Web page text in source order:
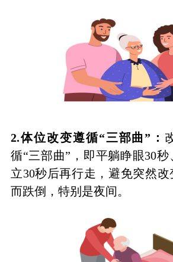
2.体位改变遵循“三部曲”：
循“三部曲”，即平躺睁眼30
立30秒后再行走，避免突然
而跌倒，特别是夜间。